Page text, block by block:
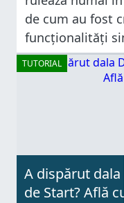
de cum au fost
funcționalități
puțin până
funcționalități
TUTORIAL
A dispărut dala
de Start? Află